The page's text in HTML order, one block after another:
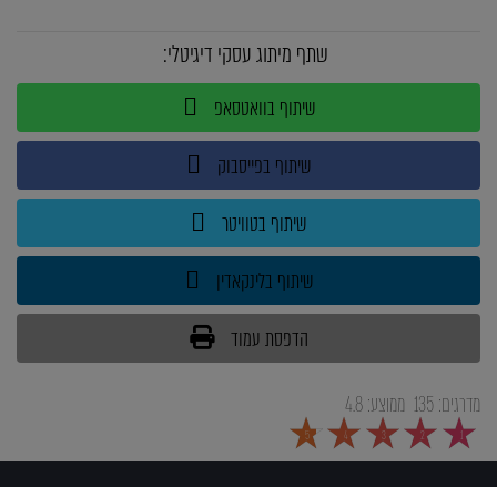
שתף מיתוג עסקי דיגיטלי:
שיתוף בוואטסאפ
שיתוף בפייסבוק
שיתוף בטוויטר
שיתוף בלינקאדין
הדפסת עמוד
מדרגים:135 ממוצע:4.8
1
2
3
4
5